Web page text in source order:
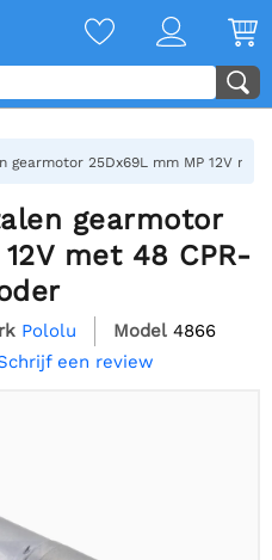
gearmotor 25Dx69L mm MP 12V met
gearmotor
met 48 CPR-
Pololu Model 4866
een review